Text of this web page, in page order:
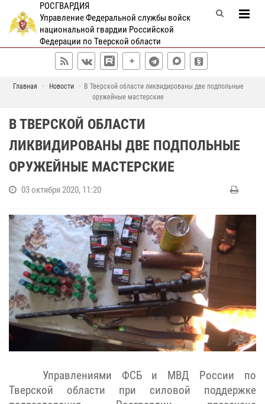
РОСГВАРДИЯ
Управление Федеральной службы войск
национальной гвардии Российской
Федерации по Тверской области
Главная Новости
В Тверской области ликвидированы две подпольные
оружейные мастерские
В ТВЕРСКОЙ ОБЛАСТИ
ЛИКВИДИРОВАНЫ ДВЕ ПОДПОЛЬНЫЕ
ОРУЖЕЙНЫЕ МАСТЕРСКИЕ
03 октября 2020, 11:20
Управлениями ФСБ и МВД России по
Тверской области при силовой поддержке